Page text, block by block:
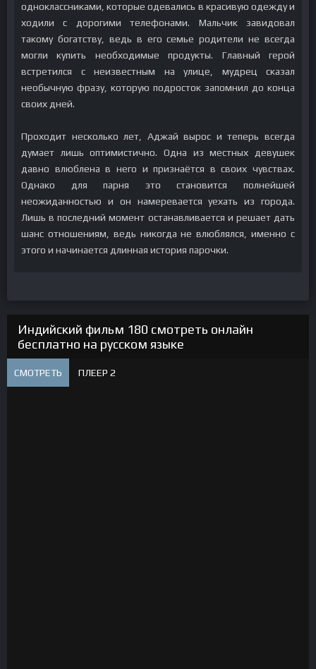
одноклассниками, которые одевались в красивую одежду и
ходили с дорогими телефонами. Мальчик завидовал
такому богатству, ведь в его семье родители не всегда
могли купить необходимые продукты. Главный герой
встретился с неизвестным на улице, мудрец сказал
необычную фразу, которую подросток запомнил до конца
своих дней.
Проходит несколько лет, Аджай вырос и теперь всегда
думает лишь оптимистично. Одна из местных девушек
давно влюблена в него и признаётся в своих чувствах.
Однако для парня это становится полнейшей
неожиданностью и он намеревается уехать из города.
Лишь в последний момент останавливается и решает дать
шанс отношениям, ведь никогда не влюблялся, именно с
этого и начинается длинная история парочки.
Индийский фильм 180 смотреть онлайн
бесплатно на русском языке
СМОТРЕТЬ ПЛЕЕР 2